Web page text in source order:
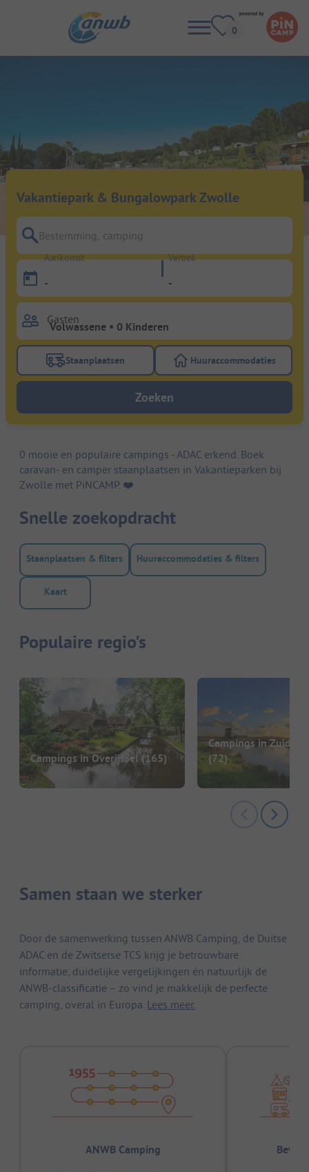
Vakantiepark & Bungalowpark Zwolle
Bestemming, camping
Aankomst
-
Vertrek
-
Gasten
Gebruik de filterknop staanplaatsen om te zoeken
Staanplaatsen Gebruik de
Huuraccommodaties
Zoeken
0 mooie en populaire campings - ADAC erkend. Boek
caravan- en camper staanplaatsen in Vakantieparken bij
Zwolle met PiNCAMP. ❤️️
Snelle zoekopdracht
Staanplaatsen & filters Huuraccommodaties & filters
Kaart
Populaire regio's
Campings in Overijssel(165)
Campings in Zuid-
(72)
Samen staan we sterker
Door de samenwerking tussen ANWB Camping, de Duitse
ADAC en de Zwitserse TCS krijg je betrouwbare
informatie, duidelijke vergelijkingen én natuurlijk de
ANWB-classificatie – zo vind je makkelijk de perfecte
camping, overal in Europa. Lees meer.
ANWB Camping